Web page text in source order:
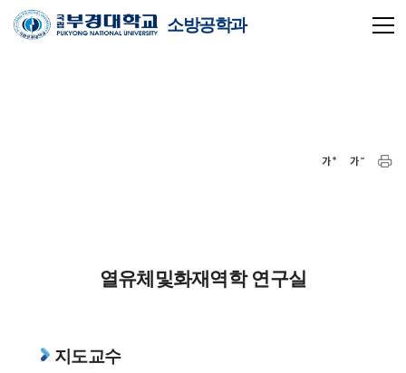
소방공학과
열유체및화재역학 연구실
지도교수